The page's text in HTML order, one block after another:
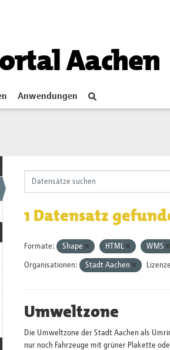
Aachen
Anwendungen
1 Datensatz
Formate: Shape HTML WMS
Organisationen: Stadt Aachen
Umweltzone
Die Umweltzone der Stadt Aachen als
nur noch Fahrzeuge mit grüner Plakette